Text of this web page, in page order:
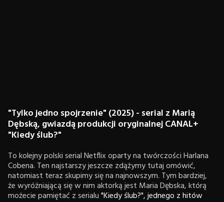
"Tylko jedno spojrzenie" (2025) - serial z Marią
Dębską, gwiazdą produkcji oryginalnej CANAL+
"Kiedy ślub?"
To kolejny polski serial Netflix oparty na twórczości Harlana
Cobena. Ten najstarszy jeszcze zdążymy tutaj omówić,
natomiast teraz skupimy się na najnowszym. Tym bardziej,
że wyróżniającą się w nim aktorką jest Maria Dębska, którą
możecie pamiętać z serialu"Kiedy ślub?", jednego z hitów